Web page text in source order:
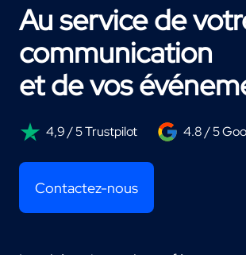
Au service de
communication
et de vos
4,9 / 5 Trustpilot 4.8 / 5
Contactez-nous